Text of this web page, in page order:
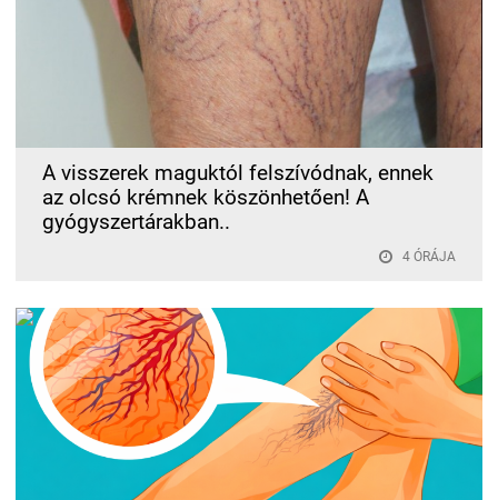
A visszerek maguktól felszívódnak, ennek
az olcsó krémnek köszönhetően! A
gyógyszertárakban..
4 ÓRÁJA